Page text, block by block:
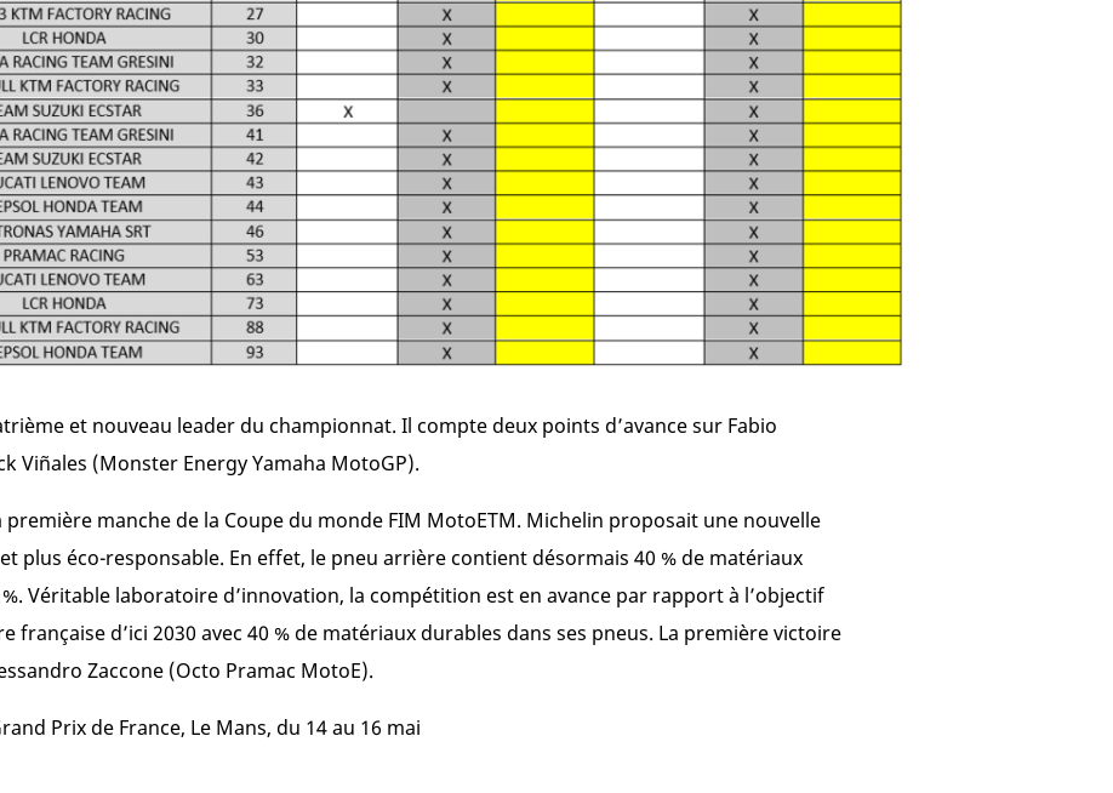
et nouveau leader du championnat. Il compte deux points d’avance sur Fabio
Viñales (Monster Energy Yamaha MotoGP).
première manche de la Coupe du monde FIM MotoETM. Michelin proposait une nouvelle
plus éco-responsable. En effet, le pneu arrière contient désormais 40 % de matériaux
Véritable laboratoire d’innovation, la compétition est en avance par rapport à l’objectif
française d’ici 2030 avec 40 % de matériaux durables dans ses pneus. La première victoire
Zaccone (Octo Pramac MotoE).
Prix de France, Le Mans, du 14 au 16 mai